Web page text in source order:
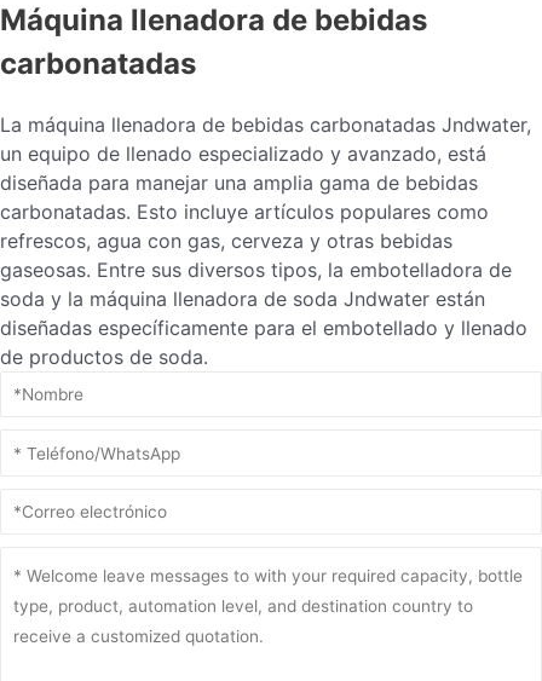
Máquina llenadora de bebidas
carbonatadas
La máquina llenadora de bebidas carbonatadas Jndwater,
un equipo de llenado especializado y avanzado, está
diseñada para manejar una amplia gama de bebidas
carbonatadas. Esto incluye artículos populares como
refrescos, agua con gas, cerveza y otras bebidas
gaseosas. Entre sus diversos tipos, la embotelladora de
soda y la máquina llenadora de soda Jndwater están
diseñadas específicamente para el embotellado y llenado
de productos de soda.